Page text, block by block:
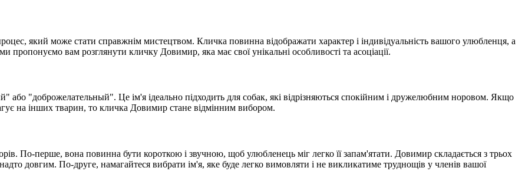
який може стати справжнім мистецтвом. Кличка повинна відображати характер і індивідуальність вашого улюбленця, а
пропонуємо вам розглянути кличку Довимир, яка має свої унікальні особливості та асоціації.
або "доброжелательный". Це ім'я ідеально підходить для собак, які відрізняються спокійним і дружелюбним норовом. Якщо
на інших тварин, то кличка Довимир стане відмінним вибором.
По-перше, вона повинна бути короткою і звучною, щоб улюбленець міг легко її запам'ятати. Довимир складається з трьох
довгим. По-друге, намагайтеся вибрати ім'я, яке буде легко вимовляти і не викликатиме труднощів у членів вашої